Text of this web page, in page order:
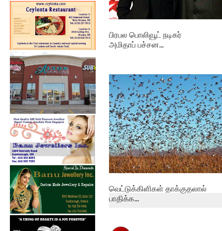
பிரபல பொலிவூட் நடிகர்
அமிதாப் பச்சன...
வெட்டுக்கிளிகள் தாக்குதலால்
பாதிக்க...